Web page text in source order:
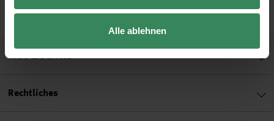
Alle ablehnen
Hilfe & Service
Rechtliches